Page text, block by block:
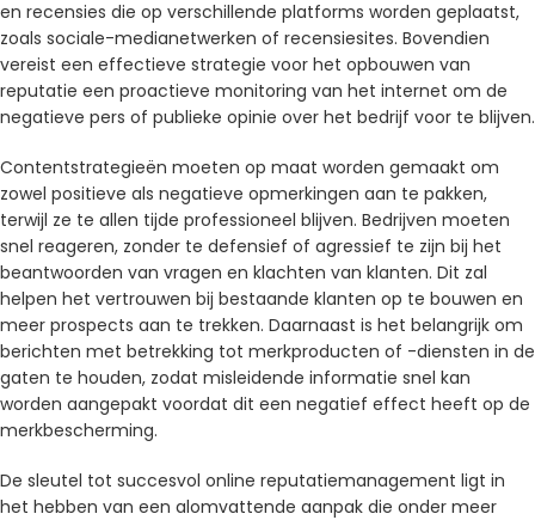
en recensies die op verschillende platforms worden geplaatst,
zoals sociale-medianetwerken of recensiesites. Bovendien
vereist een effectieve strategie voor het opbouwen van
reputatie een proactieve monitoring van het internet om de
negatieve pers of publieke opinie over het bedrijf voor te blijven.
Contentstrategieën moeten op maat worden gemaakt om
zowel positieve als negatieve opmerkingen aan te pakken,
terwijl ze te allen tijde professioneel blijven. Bedrijven moeten
snel reageren, zonder te defensief of agressief te zijn bij het
beantwoorden van vragen en klachten van klanten. Dit zal
helpen het vertrouwen bij bestaande klanten op te bouwen en
meer prospects aan te trekken. Daarnaast is het belangrijk om
berichten met betrekking tot merkproducten of -diensten in de
gaten te houden, zodat misleidende informatie snel kan
worden aangepakt voordat dit een negatief effect heeft op de
merkbescherming.
De sleutel tot succesvol online reputatiemanagement ligt in
het hebben van een alomvattende aanpak die onder meer